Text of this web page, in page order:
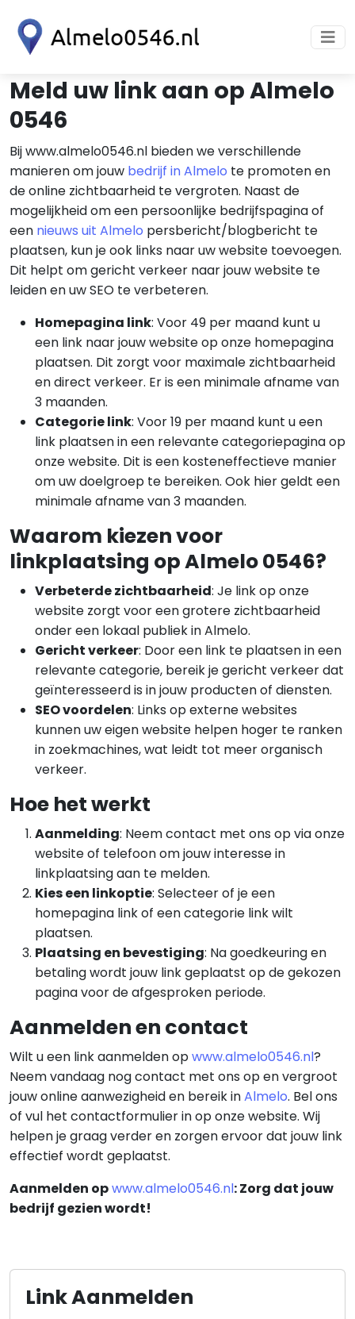
Meld uw link aan op Almelo
0546
Bij www.almelo0546.nl bieden we verschillende
manieren om jouw bedrijf in Almelo te promoten en
de online zichtbaarheid te vergroten. Naast de
mogelijkheid om een persoonlijke bedrijfspagina of
een nieuws uit Almelo persbericht/blogbericht te
plaatsen, kun je ook links naar uw website toevoegen.
Dit helpt om gericht verkeer naar jouw website te
leiden en uw SEO te verbeteren.
Homepagina link: Voor 49 per maand kunt u
een link naar jouw website op onze homepagina
plaatsen. Dit zorgt voor maximale zichtbaarheid
en direct verkeer. Er is een minimale afname van
3 maanden.
Categorie link: Voor 19 per maand kunt u een
link plaatsen in een relevante categoriepagina op
onze website. Dit is een kosteneffectieve manier
om uw doelgroep te bereiken. Ook hier geldt een
minimale afname van 3 maanden.
Waarom kiezen voor
linkplaatsing op Almelo 0546?
Verbeterde zichtbaarheid: Je link op onze
website zorgt voor een grotere zichtbaarheid
onder een lokaal publiek in Almelo.
Gericht verkeer: Door een link te plaatsen in een
relevante categorie, bereik je gericht verkeer dat
geïnteresseerd is in jouw producten of diensten.
SEO voordelen: Links op externe websites
kunnen uw eigen website helpen hoger te ranken
in zoekmachines, wat leidt tot meer organisch
verkeer.
Hoe het werkt
Aanmelding: Neem contact met ons op via onze
website of telefoon om jouw interesse in
linkplaatsing aan te melden.
Kies een linkoptie: Selecteer of je een
homepagina link of een categorie link wilt
plaatsen.
Plaatsing en bevestiging: Na goedkeuring en
betaling wordt jouw link geplaatst op de gekozen
pagina voor de afgesproken periode.
Aanmelden en contact
Wilt u een link aanmelden opwww.almelo0546.nl?
Neem vandaag nog contact met ons op en vergroot
jouw online aanwezigheid en bereik inAlmelo. Bel ons
of vul het contactformulier in op onze website. Wij
helpen je graag verder en zorgen ervoor dat jouw link
effectief wordt geplaatst.
Aanmelden opwww.almelo0546.nl: Zorg dat jouw
bedrijf gezien wordt!
Link Aanmelden